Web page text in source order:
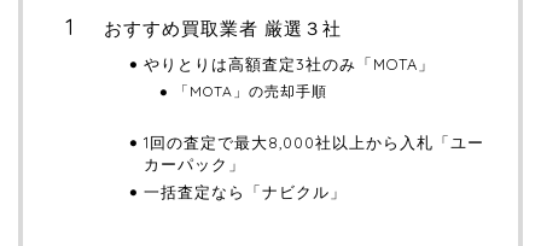
おすすめ買取業者 厳選３社
やりとりは高額査定3社のみ「MOTA」
「MOTA」の売却手順
1回の査定で最大8,000社以上から入札「ユー
カーパック」
一括査定なら「ナビクル」